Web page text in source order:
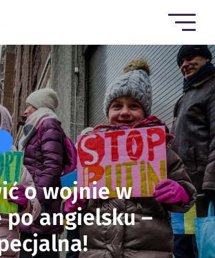
o wojnie w
angielsku –